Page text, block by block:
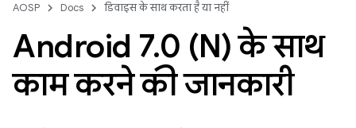
AOSP Docs डिवाइस के साथ करता है या नहीं
Android 7.0 (N) के साथ
काम करने की जानकारी